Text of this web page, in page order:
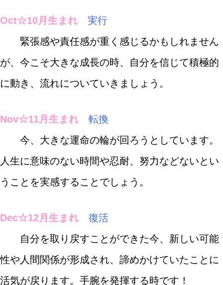
Oct☆10月生まれ
実行
緊張感や責任感が重く感じるかもしれません
が、今こそ大きな成長の時、自分を信じて積極的
に動き、流れについていきましょう。
Nov☆11月生まれ
転換
今、大きな運命の輪が回ろうとしています。
人生に意味のない時間や忍耐、努力などないとい
うことを実感することでしょう。
Dec☆12月生まれ
復活
自分を取り戻すことができた今、新しい可能
性や人間関係が形成され、諦めかけていたことに
活気が戻ります。手腕を発揮する時です！